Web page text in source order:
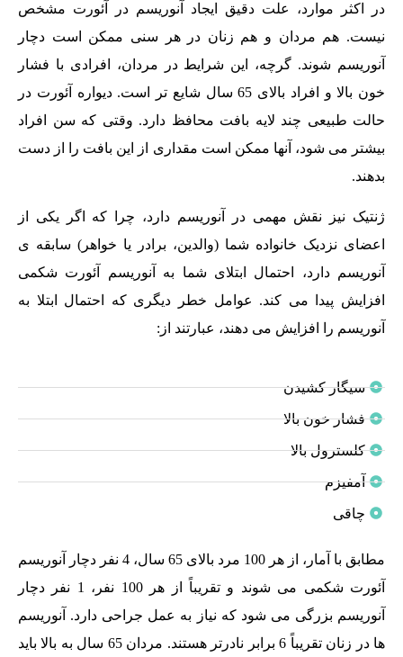
در اکثر موارد، علت دقیق ایجاد آنوریسم در آئورت مشخص
نیست. هم مردان و هم زنان در هر سنی ممکن است دچار
آنوریسم شوند. گرچه، این شرایط در مردان، افرادی با فشار
خون بالا و افراد بالای 65 سال شایع تر است. دیواره آئورت در
حالت طبیعی چند لایه بافت محافظ دارد. وقتی که سن افراد
بیشتر می شود، آنها ممکن است مقداری از این بافت را از دست
بدهند.
ژنتیک نیز نقش مهمی در آنوریسم دارد، چرا که اگر یکی از
اعضای نزدیک خانواده شما (والدین، برادر یا خواهر) سابقه ی
آنوریسم دارد، احتمال ابتلای شما به آنوریسم آئورت شکمی
افزایش پیدا می کند. عوامل خطر دیگری که احتمال ابتلا به
آنوریسم را افزایش می دهند، عبارتند از:
سیگار کشیدن
فشار خون بالا
کلسترول بالا
آمفیزم
چاقی
مطابق با آمار، از هر 100 مرد بالای 65 سال، 4 نفر دچار آنوریسم
آئورت شکمی می شوند و تقریباً از هر 100 نفر، 1 نفر دچار
آنوریسم بزرگی می شود که نیاز به عمل جراحی دارد. آنوریسم
ها در زنان تقریباً 6 برابر نادرتر هستند. مردان 65 سال به بالا باید